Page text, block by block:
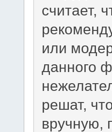
считает,
или
данного
решат,
вручную,